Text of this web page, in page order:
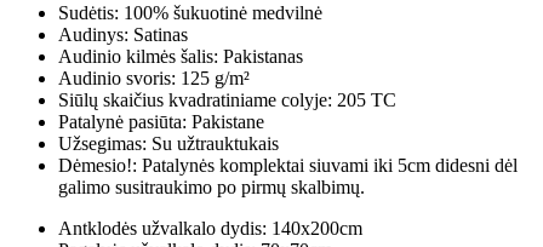
Sudėtis: 100% šukuotinė medvilnė
Audinys: Satinas
Audinio kilmės šalis: Pakistanas
Audinio svoris: 125 g/m²
Siūlų skaičius kvadratiniame colyje: 205 TC
Patalynė pasiūta: Pakistane
Užsegimas: Su užtrauktukais
Dėmesio!: Patalynės komplektai siuvami iki 5cm didesni dėl
galimo susitraukimo po pirmų skalbimų.
Antklodės užvalkalo dydis: 140x200cm